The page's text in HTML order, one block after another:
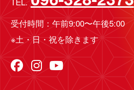
受付時間：午前9:00〜午後5:00
※土・日・祝を除きます